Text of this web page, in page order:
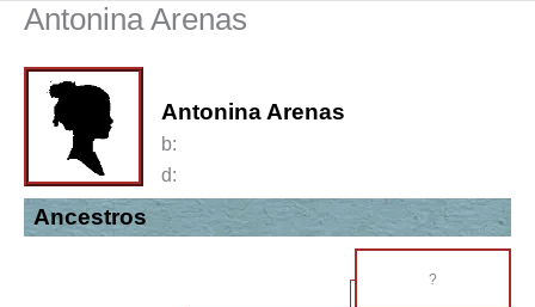
Antonina Arenas
Antonina Arenas
b:
d:
Ancestros
?